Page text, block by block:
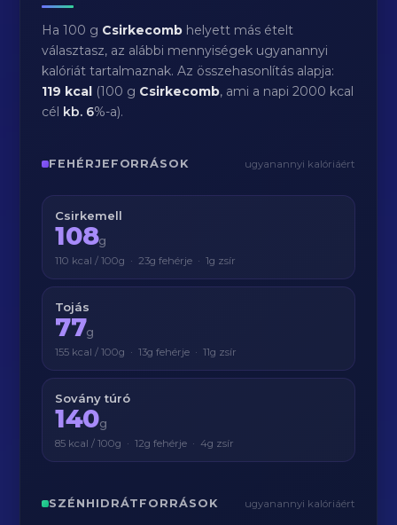
Ha 100 g Csirkecomb helyett más ételt
választasz, az alábbi mennyiségek ugyanannyi
kalóriát tartalmaznak. Az összehasonlítás alapja:
119 kcal (100 g Csirkecomb, ami a napi 2000 kcal
cél kb. 6%-a).
FEHÉRJEFORRÁSOK ugyanannyi kalóriáért
Csirkemell
108g
110 kcal / 100g · 23g fehérje · 1g zsír
Tojás
77g
155 kcal / 100g · 13g fehérje · 11g zsír
Sovány túró
140g
85 kcal / 100g · 12g fehérje · 4g zsír
SZÉNHIDRÁTFORRÁSOK ugyanannyi kalóriáért